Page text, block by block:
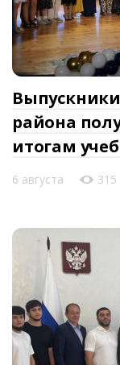
района
итогам
6 августа 315